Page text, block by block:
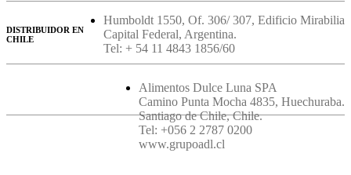
Humboldt 1550, Of. 306/ 307, Edificio Mirabilia
Capital Federal, Argentina.
Tel: + 54 11 4843 1856/60
DISTRIBUIDOR EN
CHILE
Alimentos Dulce Luna SPA
Camino Punta Mocha 4835, Huechuraba.
Santiago de Chile, Chile.
Tel: +056 2 2787 0200
www.grupoadl.cl